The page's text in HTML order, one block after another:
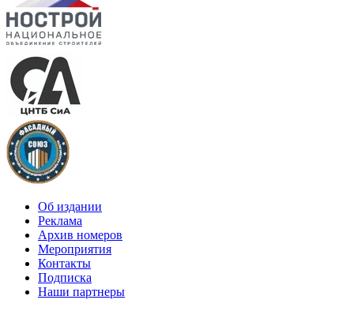
Об издании
Реклама
Архив номеров
Мероприятия
Контакты
Подписка
Наши партнеры